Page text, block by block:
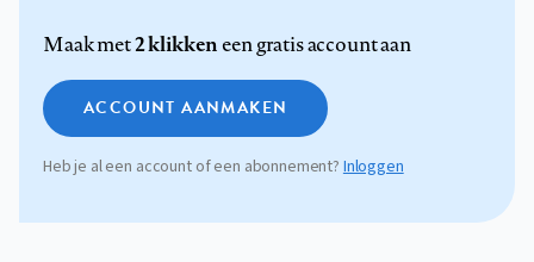
Maak met2 klikkeneen gratis account aan
ACCOUNT AANMAKEN
Heb je al een account of een abonnement?Inloggen